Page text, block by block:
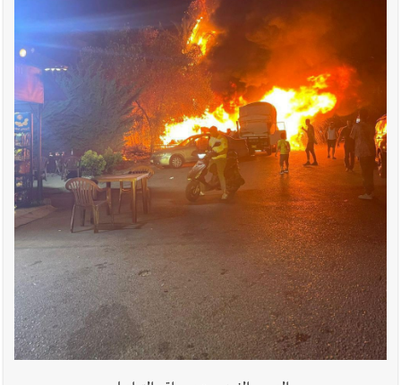
بتخرّج أطفال الروضة الثالثة
أخبار لبنان بالصور: الجيش اللبناني تفكيك صواريخ وقنابل طيران
غير منفجرة من مخلفات العدوان الإسرائيلي
أخبار لبنان الجيش اللبناني : تفجير ذخائر غير منفجرة
أخبار لبنان الطقس غدا غائم جزئيا مع انخفاض طفيف بالحرارة
جبلا وداخلا
أخبار لبنان قوى الأمن الداخلي : كمائن لشعبة المعلومات تُسفر عن
توقيف 6 مروّجين وضبط كميات من المخدّرات